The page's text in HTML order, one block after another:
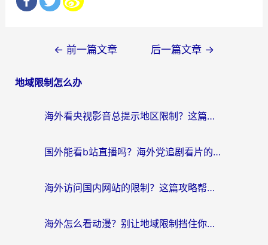
导
← 前一篇文章 后一篇文章 →
地域限制怎么办
海外看央视影音总提示地区限制？这篇教你选对回国加速器，流畅追剧不踩坑
国外能看b站直播吗？海外党追剧看片的终极解决方案来了
海外访问国内网站的限制？这篇攻略帮你无缝解锁12306、12123和国内影音
海外怎么看动漫？别让地域限制挡住你的追番快乐